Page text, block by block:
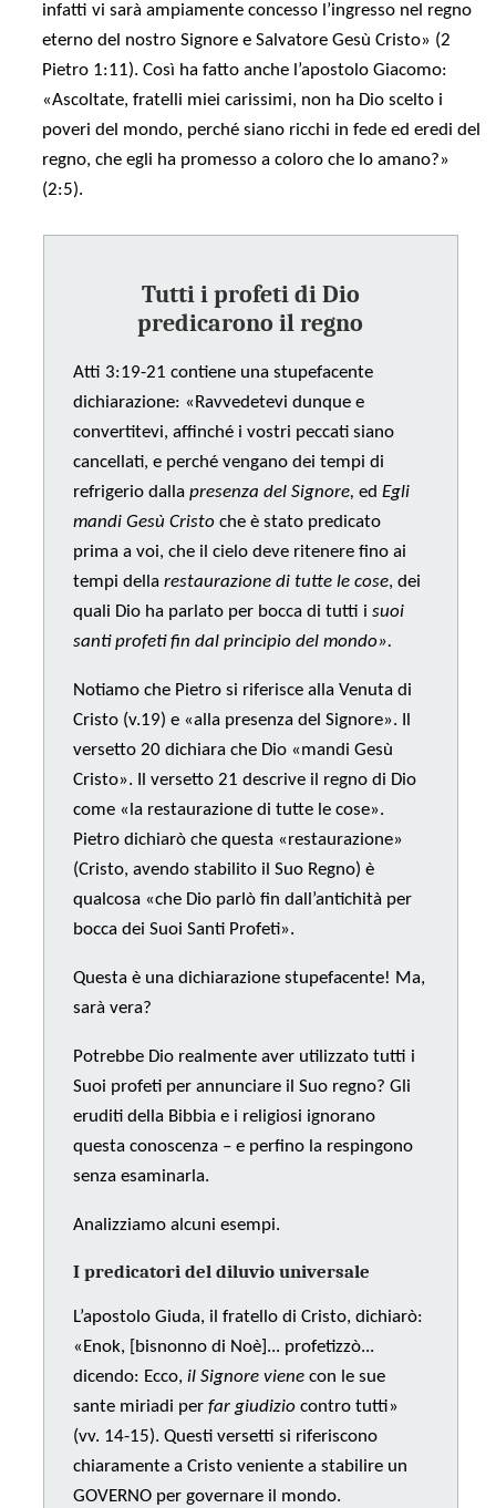
infatti vi sarà ampiamente concesso l’ingresso nel regno
eterno del nostro Signore e Salvatore Gesù Cristo» (2
Pietro 1:11). Così ha fatto anche l’apostolo Giacomo:
«Ascoltate, fratelli miei carissimi, non ha Dio scelto i
poveri del mondo, perché siano ricchi in fede ed eredi del
regno, che egli ha promesso a coloro che lo amano?»
(2:5).
Tutti i profeti di Dio
predicarono il regno
Atti 3:19-21 contiene una stupefacente
dichiarazione: «Ravvedetevi dunque e
convertitevi, affinché i vostri peccati siano
cancellati, e perché vengano dei tempi di
refrigerio dallapresenza del Signore, edEgli
mandi Gesù Cristo che è stato predicato
prima a voi, che il cielo deve ritenere fino ai
tempi dellarestaurazione di tutte le cose, dei
quali Dio ha parlato per bocca di tutti isuoi
santi profeti fin dal principio del mondo».
Notiamo che Pietro si riferisce alla Venuta di
Cristo (v.19) e «alla presenza del Signore». Il
versetto 20 dichiara che Dio «mandi Gesù
Cristo». Il versetto 21 descrive il regno di Dio
come «la restaurazione di tutte le cose».
Pietro dichiarò che questa «restaurazione»
(Cristo, avendo stabilito il Suo Regno) è
qualcosa «che Dio parlò fin dall’antichità per
bocca dei Suoi Santi Profeti».
Questa è una dichiarazione stupefacente! Ma,
sarà vera?
Potrebbe Dio realmente aver utilizzato tutti i
Suoi profeti per annunciare il Suo regno? Gli
eruditi della Bibbia e i religiosi ignorano
questa conoscenza – e perfino la respingono
senza esaminarla.
Analizziamo alcuni esempi.
I predicatori del diluvio universale
L’apostolo Giuda, il fratello di Cristo, dichiarò:
«Enok, [bisnonno di Noè]... profetizzò...
dicendo: Ecco,il Signore viene con le sue
sante miriadi perfar giudizio contro tutti»
(vv. 14-15). Questi versetti si riferiscono
chiaramente a Cristo veniente a stabilire un
GOVERNO per governare il mondo.